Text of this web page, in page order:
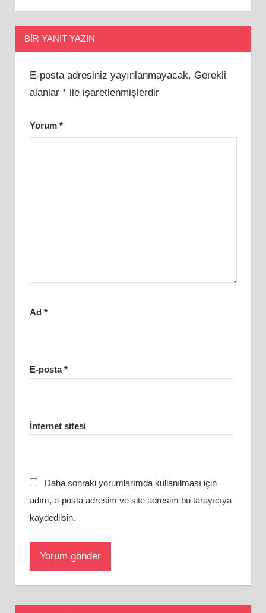
BIR YANIT YAZIN
E-posta adresiniz yayınlanmayacak. Gerekli
alanlar *ile işaretlenmişlerdir
Yorum *
Ad *
E-posta*
İnternet sitesi
Daha sonraki yorumlarımda kullanılması için
adım, e-posta adresim ve site adresim bu tarayıcıya
kaydedilsin.